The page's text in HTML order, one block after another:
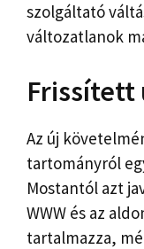
szolgáltató
változatlanok
Frissített
Az új
tartományról
Mostantól azt
WWW és az
tartalmazza,